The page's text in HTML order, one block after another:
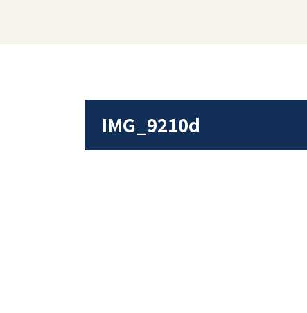
IMG_9210d